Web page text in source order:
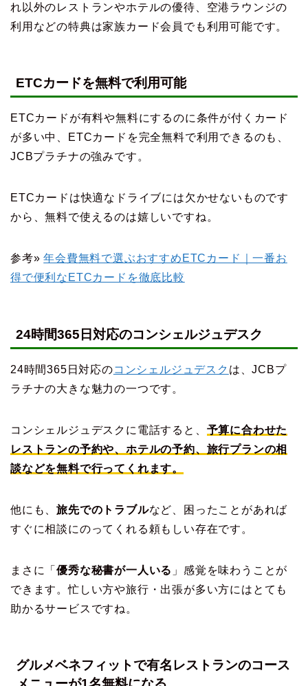
れ以外のレストランやホテルの優待、空港ラウンジの
利用などの特典は家族カード会員でも利用可能です。
ETCカードを無料で利用可能
ETCカードが有料や無料にするのに条件が付くカード
が多い中、ETCカードを完全無料で利用できるのも、
JCBプラチナの強みです。
ETCカードは快適なドライブには欠かせないものです
から、無料で使えるのは嬉しいですね。
参考»年会費無料で選ぶおすすめETCカード｜一番お
得で便利なETCカードを徹底比較
24時間365日対応のコンシェルジュデスク
24時間365日対応のコンシェルジュデスク は、JCBプ
ラチナの大きな魅力の一つです。
コンシェルジュデスクに電話すると、 予算に合わせた
レストランの予約や、ホテルの予約、旅行プランの相
談などを無料で行ってくれます。
他にも、旅先でのトラブルなど、困ったことがあれば
すぐに相談にのってくれる頼もしい存在です。
まさに「優秀な秘書が一人いる 」感覚を味わうことが
できます。忙しい方や旅行・出張が多い方にはとても
助かるサービスですね。
グルメベネフィットで有名レストランのコース